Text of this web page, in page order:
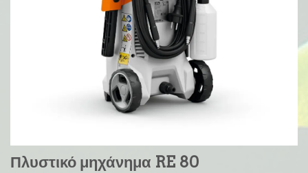
Πλυστικό μηχάνημα RE 80